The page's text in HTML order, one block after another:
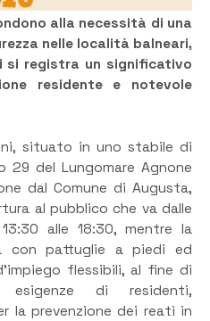
alla necessità di una
nelle località balneari,
si registra un significativo
residente e notevole
situato in uno stabile di
del Lungomare Agnone
dal Comune di Augusta,
al pubblico che va dalle
alle 18:30, mentre la
con pattuglie a piedi ed
flessibili, al fine di
di residenti,
la prevenzione dei reati in